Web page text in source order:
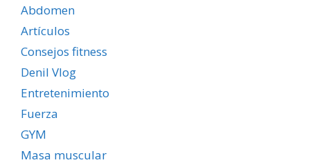
Abdomen
Artículos
Consejos fitness
Denil Vlog
Entretenimiento
Fuerza
GYM
Masa muscular